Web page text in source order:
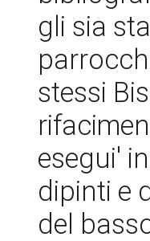
gli sia
stessi
esegui'
dipinti e
del